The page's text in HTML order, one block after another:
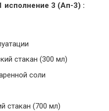
исполнение 3 (Ап-3) :
стакан (300 мл)
соли
стакан (700 мл)